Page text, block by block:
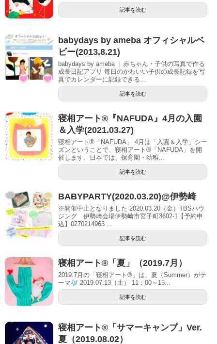
記事を読む
babydays by ameba オフィシャルベ
ビー(2013.8.21)
babydays by ameba ｜赤ちゃん・子供の写真で作る
成長日記アプリ 毎日のかわいい子供の成長記録を写
真でカレンダーに記録できる...
記事を読む
寝相アート®『NAFUDA』4月の入園
＆入学(2021.03.27)
寝相アート®「NAFUDA」 4月は「入園＆入学」シー
ズンということで、寝相アート®「NAFUDA」を開
催します。日本では、保育園・幼稚...
記事を読む
BABYPARTY(2020.03.20)@伊勢崎
※開催中止となりました 2020.03.20（金）TBSハウ
ジング 伊勢崎会場伊勢崎市宮子町3602-1【予約申
込】0270214963 ...
記事を読む
寝相アート®「夏」（2019.7月）
2019.7月の「寝相アート®」は、夏（Summer）がテ
ーマ
2019.07.13（土） 11：00～15...
記事を読む
寝相アート®「サマーキャンプ」Ver.
夏（2019.08.02）